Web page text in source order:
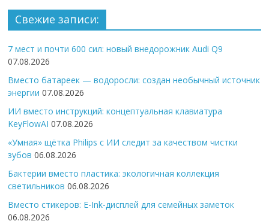
Свежие записи:
7 мест и почти 600 сил: новый внедорожник Audi Q9
07.08.2026
Вместо батареек — водоросли: создан необычный источник
энергии 07.08.2026
ИИ вместо инструкций: концептуальная клавиатура
KeyFlowAI 07.08.2026
«Умная» щётка Philips с ИИ следит за качеством чистки
зубов 06.08.2026
Бактерии вместо пластика: экологичная коллекция
светильников 06.08.2026
Вместо стикеров: E-Ink-дисплей для семейных заметок
06.08.2026